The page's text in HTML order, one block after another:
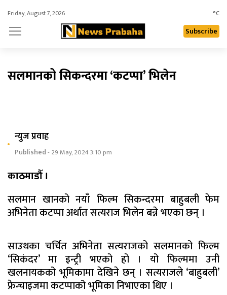
Friday, August 7, 2026 °C
Subscribe
सलमानको सिकन्दरमा ‘कटप्पा’ भिलेन
न्युज प्रवाह
Published- 29 May, 2024 3:10 pm
काठमाडौँ ।
सलमान खानको नयाँ फिल्म सिकन्दरमा बाहुबली फेम
अभिनेता कटप्पा अर्थात सत्यराज भिलेन बन्ने भएका छन् ।
साउथका चर्चित अभिनेता सत्यराजको सलमानको फिल्म
‘सिकंदर’ मा इन्ट्री भएको हो । यो फिल्ममा उनी
खलनायकको भूमिकामा देखिने छन् । सत्यराजले ‘बाहुबली’
फ्रेन्चाइजमा कटप्पाको भूमिका निभाएका थिए ।